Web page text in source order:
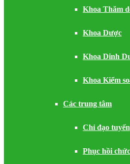
Khoa Thăm
Khoa Dược
Khoa Dinh
Khoa Kiểm
Các trung tâm
Chỉ đạo tuyến
Phục hồi